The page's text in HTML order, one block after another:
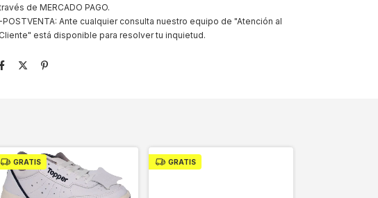
de MERCADO PAGO.
-POSTVENTA: Ante cualquier consulta nuestro equipo de "Atención al
Cliente" está disponible para resolver tu inquietud.
GRATIS GRATIS